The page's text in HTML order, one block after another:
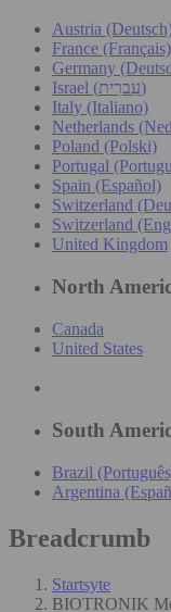
Austria
France (Français)
Germany
Israel (עִברִית)
Italy (Italiano)
Netherlands
Poland (Polski)
Portugal
Spain (Español)
Switzerland
Switzerland
United Kingdom
North
Canada
United States
South
Brazil
Argentina
Breadcrumb
Startsyte
BIOTRONIK